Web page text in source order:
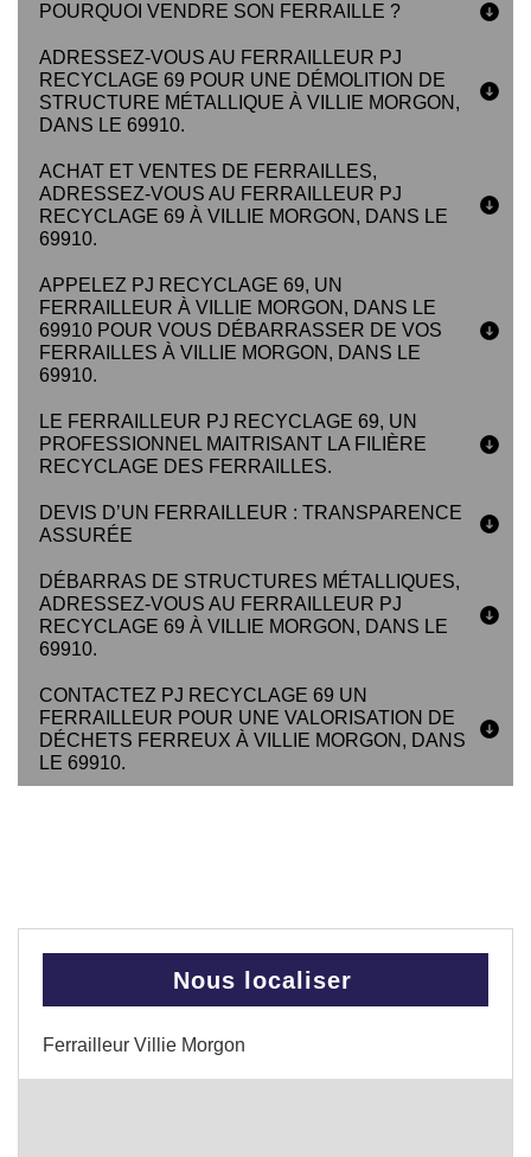
POURQUOI VENDRE SON FERRAILLE ?
ADRESSEZ-VOUS AU FERRAILLEUR PJ
RECYCLAGE 69 POUR UNE DÉMOLITION DE
STRUCTURE MÉTALLIQUE À VILLIE MORGON,
DANS LE 69910.
ACHAT ET VENTES DE FERRAILLES,
ADRESSEZ-VOUS AU FERRAILLEUR PJ
RECYCLAGE 69 À VILLIE MORGON, DANS LE
69910.
APPELEZ PJ RECYCLAGE 69, UN
FERRAILLEUR À VILLIE MORGON, DANS LE
69910 POUR VOUS DÉBARRASSER DE VOS
FERRAILLES À VILLIE MORGON, DANS LE
69910.
LE FERRAILLEUR PJ RECYCLAGE 69, UN
PROFESSIONNEL MAITRISANT LA FILIÈRE
RECYCLAGE DES FERRAILLES.
DEVIS D’UN FERRAILLEUR : TRANSPARENCE
ASSURÉE
DÉBARRAS DE STRUCTURES MÉTALLIQUES,
ADRESSEZ-VOUS AU FERRAILLEUR PJ
RECYCLAGE 69 À VILLIE MORGON, DANS LE
69910.
CONTACTEZ PJ RECYCLAGE 69 UN
FERRAILLEUR POUR UNE VALORISATION DE
DÉCHETS FERREUX À VILLIE MORGON, DANS
LE 69910.
Nous localiser
Ferrailleur Villie Morgon